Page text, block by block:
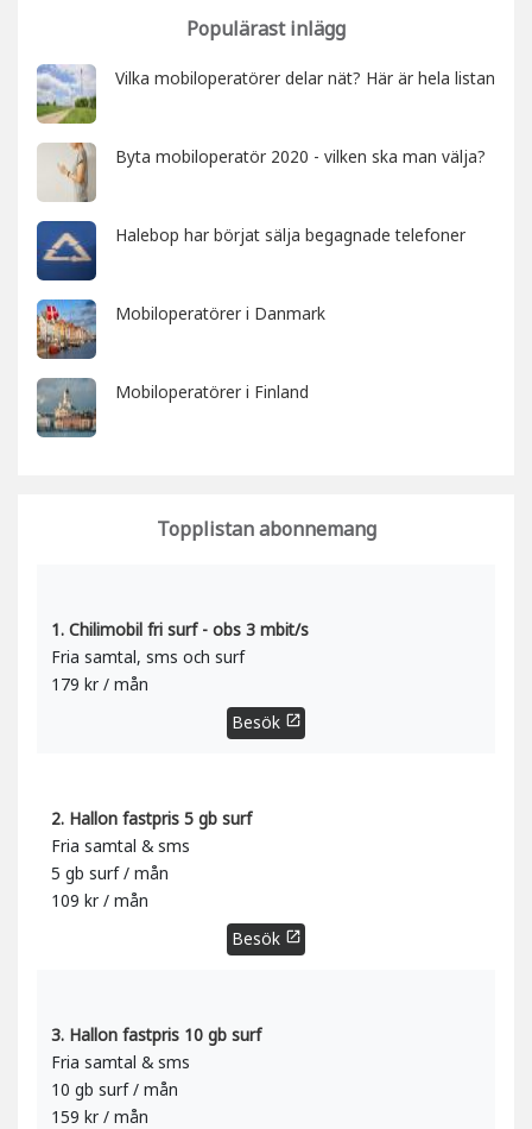
Populärast inlägg
Vilka mobiloperatörer delar nät? Här är hela listan
Byta mobiloperatör 2020 - vilken ska man välja?
Halebop har börjat sälja begagnade telefoner
Mobiloperatörer i Danmark
Mobiloperatörer i Finland
Topplistan abonnemang
1. Chilimobil fri surf - obs 3 mbit/s
Fria samtal, sms och surf
179 kr / mån
Besök open_in_new
2. Hallon fastpris 5 gb surf
Fria samtal & sms
5 gb surf / mån
109 kr / mån
Besök open_in_new
3. Hallon fastpris 10 gb surf
Fria samtal & sms
10 gb surf / mån
159 kr / mån